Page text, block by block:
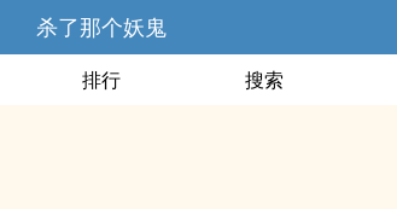
杀了那个妖鬼
排行 搜索